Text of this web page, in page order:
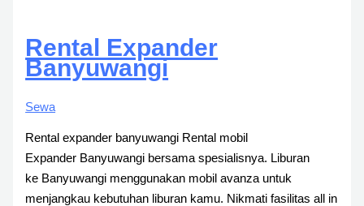
Rental Expander
Banyuwangi
Sewa
Rental expander banyuwangi Rental mobil
Expander Banyuwangi bersama spesialisnya. Liburan
ke Banyuwangi menggunakan mobil avanza untuk
menjangkau kebutuhan liburan kamu. Nikmati fasilitas all in